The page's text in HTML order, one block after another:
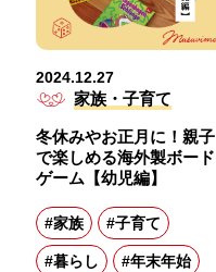
2024.12.27
家族・子育て
冬休みやお正月に！親子
で楽しめる海外製ボード
ゲーム【幼児編】
#家族 #子育て
#暮らし #年末年始